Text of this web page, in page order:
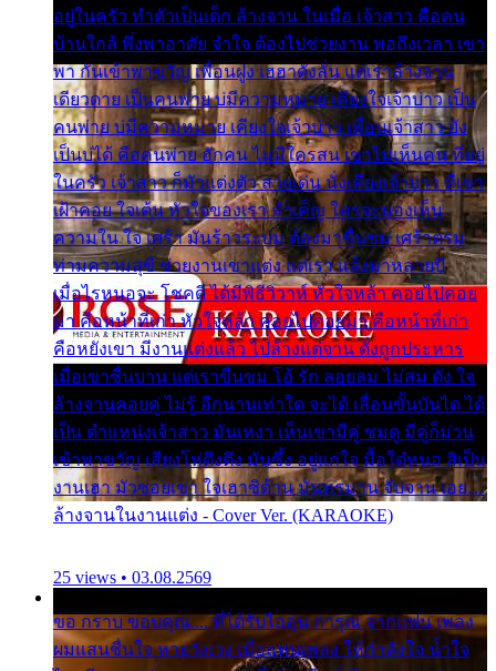
อยู่ในครัว ทำตัวเป็นเด็ก ล้างจาน ในเมื่อ เจ้าสาว คือคน
บ้านใกล้ พึ่งพาอาศัย จำใจ ต้องไปช่วยงาน พอถึงเวลา เขา
พา กันเข้าพาขวัญ เพื่อนฝูง เฮฮาดังลั่น แต่เราล้างจาน
เดียวดาย เป็นคนพ่าย บ่มีความหมาย เคียงใจเจ้าบ่าว เป็น
คนพ่าย บ่มีความหมาย เคียงใจเจ้าบ่าว เพื่อนเจ้าสาว ยัง
เป็นบ่ได้ คือคนพ่าย ฮักคน ไม่มีใครสน เขาไม่เห็นคน ที่อยู่
ในครัว เจ้าสาว ก็มัวแต่งตัว สวยเด่น นั่งเคียงเจ้าบ่าว ที่เขา
เฝ้าคอย ใจเต้น หัวใจของเรา ลำเค็ญ ใครจะมองเห็น
ความใน ใจ เศร้า มันร้าวระบม ต้องมาขื่นขม เศร้าตรม
ท่ามความสุขี ช่วยงานเขาแต่ง แต่เรา แล้งมาหลายปี
เมื่อไรหนอจะ โชคดี ได้มีพิธีวิวาห์ หัวใจหล้า คอยไปคอย
มา คือหน้าที่เก่า หัวใจหล้า คอยไปคอยมา คือหน้าที่เก่า
คือหยังเขา มีงานแต่งแล้ว ไปล้างแต่จาน ดั่งถูกประหาร
เมื่อเขาชื่นบาน แต่เราขื่นขม โอ้ รัก ลอยลม ไม่สม ดัง ใจ
ล้างจานคอยคู่ ไม่รู้ อีกนานเท่าใด จะได้ เลื่อนขั้นบันได ได้
เป็น ตำแหน่งเจ้าสาว มันเหงา เห็นเขามีคู่ ซมดู มีคู่ก็ม่วน
เข้าพาขวัญ เสียงโห่ตึงตึง มันซึ้ง อยู่แก่ใจ มื้อใด๋หนอ สิเป็น
งานเฮา มัวซอยเขา ใจเฮาซิด้าน มันทรมาน จับจาน เอย…
ล้างจานในงานแต่ง - Cover Ver. (KARAOKE)
25 views • 03.08.2569
ขอ กราบ ขอบคุณ.... ที่ได้รับไออุ่น การุณ จากแฟน เพลง
ผมแสนชื่นใจ หายวังเวง เมื่อแฟนเพลง ให้กำลังใจ น้ำใจ